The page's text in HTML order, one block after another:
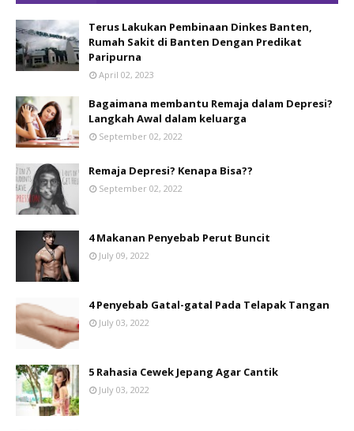
Terus Lakukan Pembinaan Dinkes Banten,
Rumah Sakit di Banten Dengan Predikat
Paripurna
April 02, 2023
Bagaimana membantu Remaja dalam Depresi?
Langkah Awal dalam keluarga
September 02, 2022
Remaja Depresi? Kenapa Bisa??
September 02, 2022
4 Makanan Penyebab Perut Buncit
July 09, 2022
4 Penyebab Gatal-gatal Pada Telapak Tangan
July 03, 2022
5 Rahasia Cewek Jepang Agar Cantik
July 03, 2022